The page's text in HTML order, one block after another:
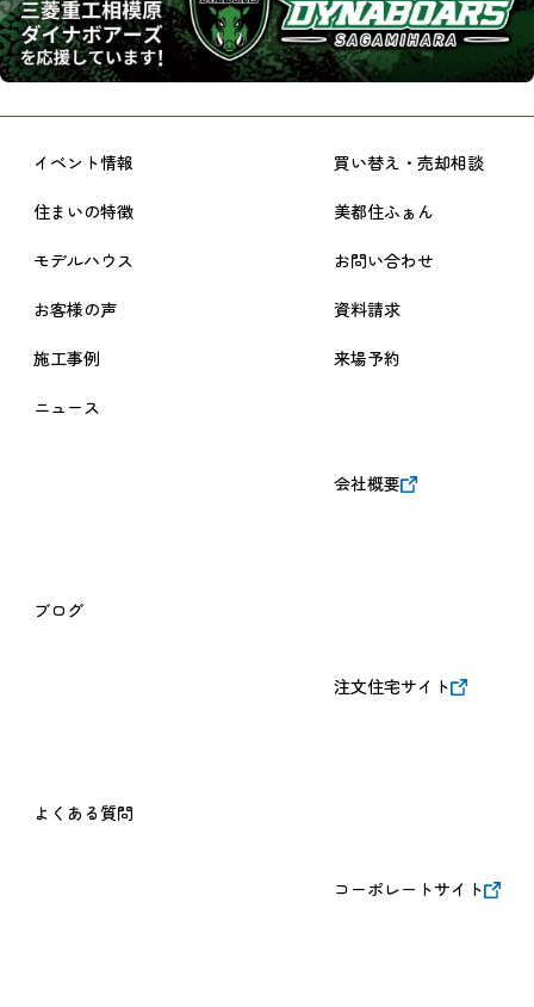
イベント情報
住まいの特徴
モデルハウス
お客様の声
施工事例
ニュース
ブログ
よくある質問
買い替え・売却相談
美都住ふぁん
お問い合わせ
資料請求
来場予約
会社概要
注文住宅サイト
コーポレートサイト